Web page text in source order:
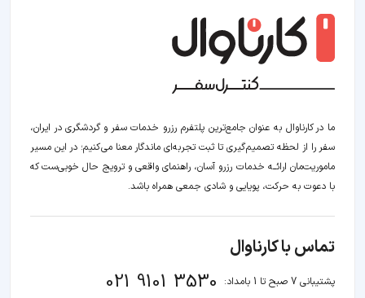
ما در کارناوال به عنوان جامع‌ترین پلتفرم رزرو خدمات سفر و گردشگری در ایران،
سفر را از لحظه‌ تصمیم‌گیری تا ثبت تجربه‌ای ماندگار معنا می‌کنیم؛ در این مسیر‍
ماموریت‌مان اراﺋــﻪ خدمات رزرو آسان، راهنمای واقعی و ترویج حال خوبی‌ست که
با دعوت به حرکت، پویایی و شادی جمعی همراه باشد.
تماس با کارناوال
پشتیبانی 7 صبح تا 1 بامداد: 021 9101 3530